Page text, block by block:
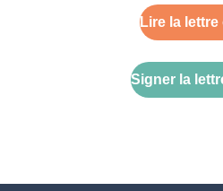
Lire la lettre
Signer la